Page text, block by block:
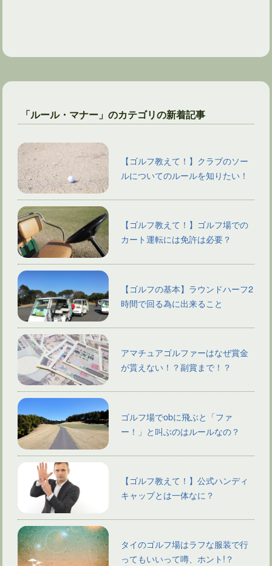
「ルール・マナー」のカテゴリの新着記事
【ゴルフ教えて！】クラブのソー
ルについてのルールを知りたい！
【ゴルフ教えて！】ゴルフ場での
カート運転には免許は必要？
【ゴルフの基本】ラウンドハーフ2
時間で回る為に出来ること
アマチュアゴルファーはなぜ賞金
が貰えない！？副賞まで！？
ゴルフ場でobに飛ぶと「ファ
ー！」と叫ぶのはルールなの？
【ゴルフ教えて！】公式ハンディ
キャップとは一体なに？
タイのゴルフ場はラフな服装で行
ってもいいって噂、ホント!？